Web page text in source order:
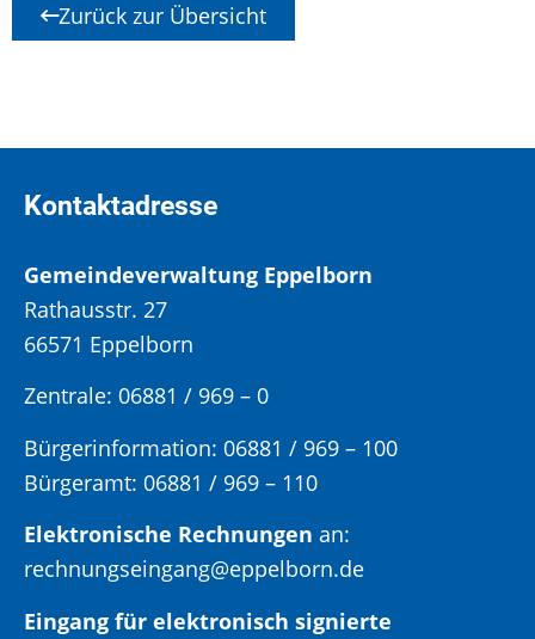
Zurück zur Übersicht
Kontaktadresse
Gemeindeverwaltung Eppelborn
Rathausstr. 27
66571 Eppelborn
Zentrale: 06881 / 969 – 0
Bürgerinformation: 06881 / 969 – 100
Bürgeramt: 06881 / 969 – 110
Elektronische Rechnungen an:
rechnungseingang@eppelborn.de
Eingang für elektronisch signierte